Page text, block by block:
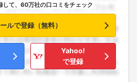
して、60万社の口コミをチェック
ルで登録（無料）
Yahoo!
で登録